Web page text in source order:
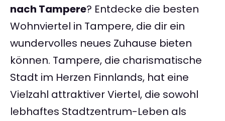
nach Tampere? Entdecke die besten
Wohnviertel in Tampere, die dir ein
wundervolles neues Zuhause bieten
können. Tampere, die charismatische
Stadt im Herzen Finnlands, hat eine
Vielzahl attraktiver Viertel, die sowohl
lebhaftes Stadtzentrum-Leben als